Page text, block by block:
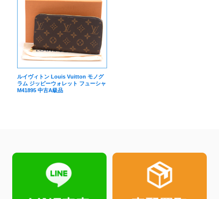
ルイヴィトン Louis Vuitton モノグ
ラム ジッピーウォレット フューシャ
M41895 中古A級品